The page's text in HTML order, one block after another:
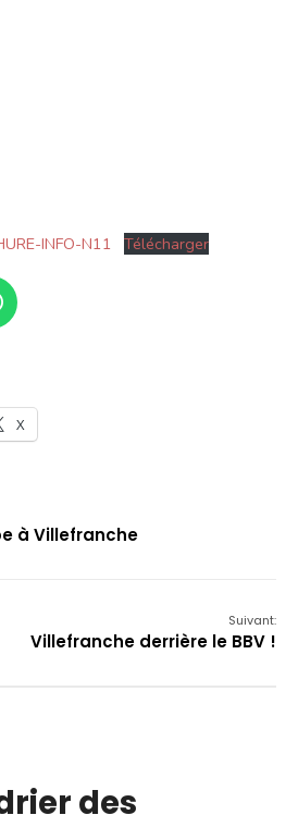
INFO-N11 Télécharger
X
à Villefranche
Suivant:
Villefranche derrière le BBV !
des